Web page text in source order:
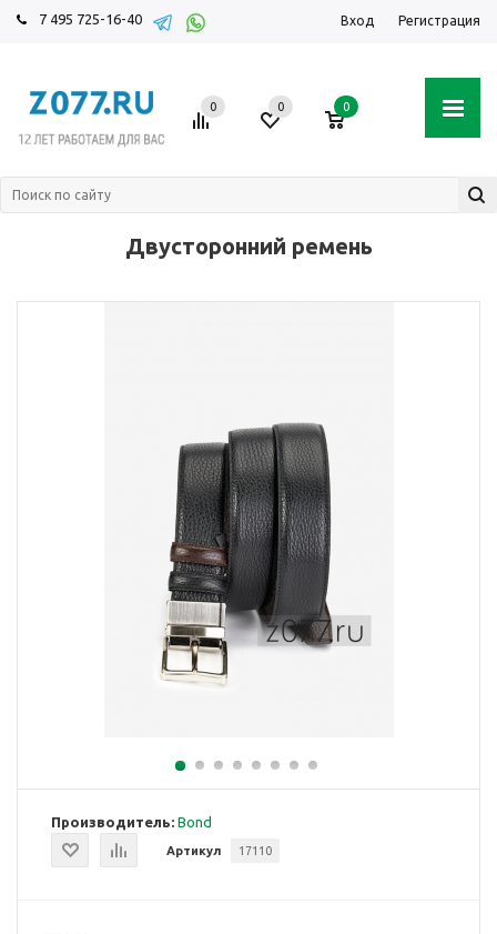
7 495 725-16-40 Вход Регистрация
0 0 0
Двусторонний ремень
Производитель: Bond
Артикул 17110